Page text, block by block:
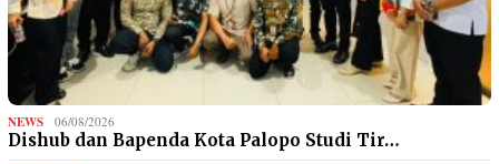
NEWS 06/08/2026
Dishub dan Bapenda Kota Palopo Studi Tir…